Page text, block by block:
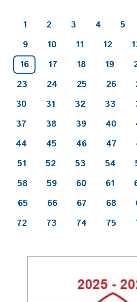
1 2 3 4 5
9
10 11 12
16
17 18 19
23
24 25 26
30
31 32 33
37
38 39 40
44
45 46 47
51
52 53 54
58
59 60 61
65
66 67 68
72
73 74 75